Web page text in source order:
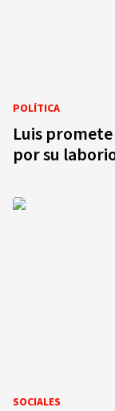
POLÍTICA
Luis
por su
SOCIALES